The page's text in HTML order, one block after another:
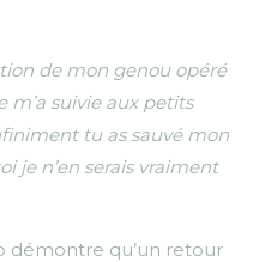
de mon genou opéré
m’a suivie aux petits
tu as sauvé mon
je n’en serais vraiment
démontre qu’un retour